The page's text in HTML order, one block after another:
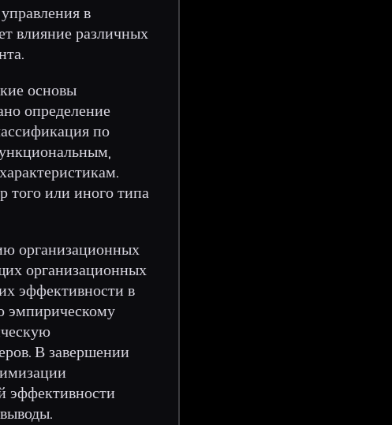
в
влияние различных
основы
определение
по
того или иного типа
организационных
организационных
эффективности в
эмпирическому
В завершении
эффективности